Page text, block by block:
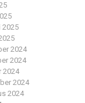
2025
2024
2024
2024
2024
2024